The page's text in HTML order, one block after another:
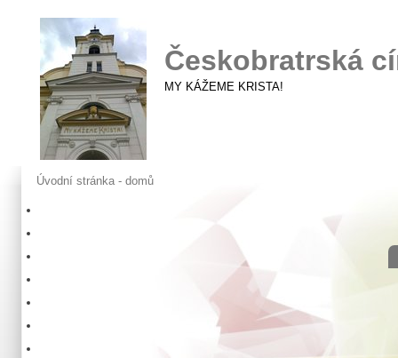
Českobratrská
MY KÁŽEME KRISTA!
Úvodní stránka - domů